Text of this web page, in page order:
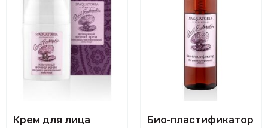
Крем для лица
Био-пластификатор